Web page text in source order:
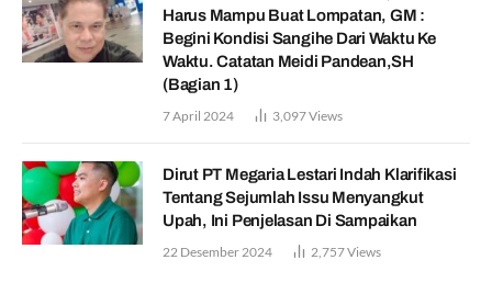
Harus Mampu Buat Lompatan, GM :
Begini Kondisi Sangihe Dari Waktu Ke
Waktu. Catatan Meidi Pandean,SH
(Bagian 1)
7 April 2024 3,097Views
Dirut PT Megaria Lestari Indah Klarifikasi
Tentang Sejumlah Issu Menyangkut
Upah, Ini Penjelasan Di Sampaikan
22 Desember 2024 2,757Views